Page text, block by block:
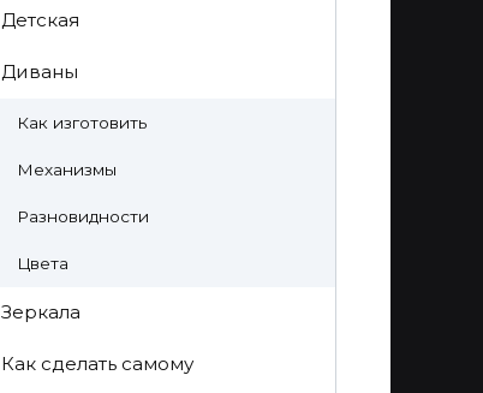
Детская
Диваны
Как изготовить
Механизмы
Разновидности
Цвета
Зеркала
Как сделать самому